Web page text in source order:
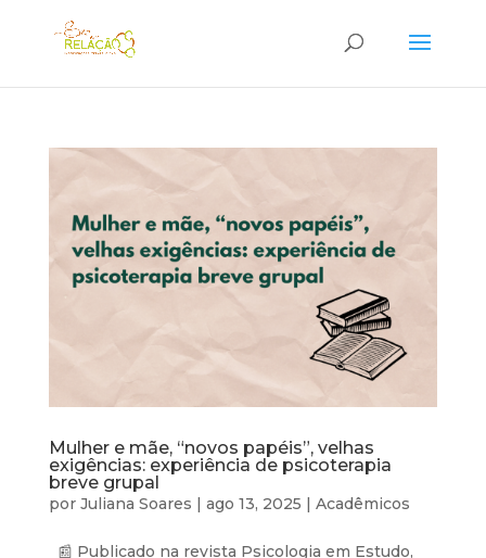
Mulher e mãe, “novos papéis”, velhas
exigências: experiência de psicoterapia
breve grupal
por Juliana Soares | ago 13, 2025 | Acadêmicos
📰 Publicado na revista Psicologia em Estudo,